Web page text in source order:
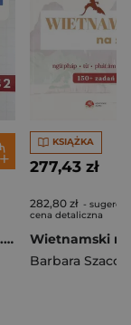
Japoński na start. Gramatyka i słownictwo cz.2
KSIĄŻKA
277,43 zł
282,80 zł -
cena detaliczna